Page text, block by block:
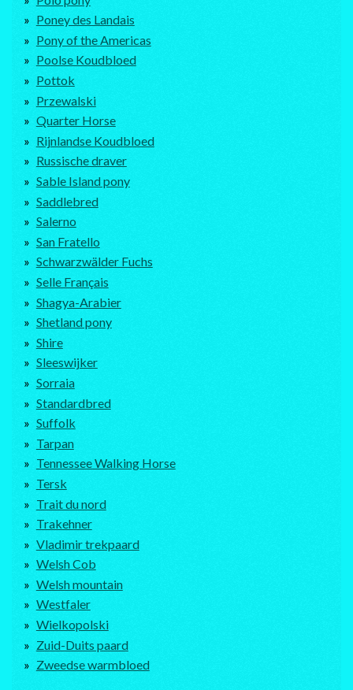
Poney des Landais
Pony of the Americas
Poolse Koudbloed
Pottok
Przewalski
Quarter Horse
Rijnlandse Koudbloed
Russische draver
Sable Island pony
Saddlebred
Salerno
San Fratello
Schwarzwälder Fuchs
Selle Français
Shagya-Arabier
Shetland pony
Shire
Sleeswijker
Sorraia
Standardbred
Suffolk
Tarpan
Tennessee Walking Horse
Tersk
Trait du nord
Trakehner
Vladimir trekpaard
Welsh Cob
Welsh mountain
Westfaler
Wielkopolski
Zuid-Duits paard
Zweedse warmbloed